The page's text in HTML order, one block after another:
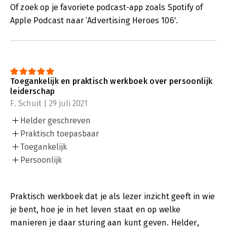
Of zoek op je favoriete podcast-app zoals Spotify of
Apple Podcast naar ‘Advertising Heroes 106'.
Toegankelijk en praktisch werkboek over persoonlijk
leiderschap
F. Schuit | 29 juli 2021
Helder geschreven
Praktisch toepasbaar
Toegankelijk
Persoonlijk
Praktisch werkboek dat je als lezer inzicht geeft in wie
je bent, hoe je in het leven staat en op welke
manieren je daar sturing aan kunt geven. Helder,